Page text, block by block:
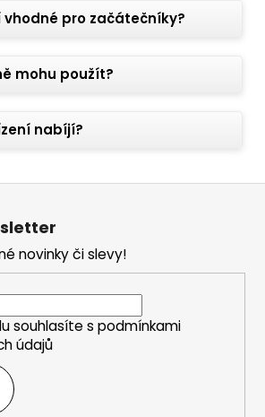
vhodné pro začátečníky?
mohu použít?
nabíjí?
novinky či slevy!
souhlasíte s podmínkami
údajů